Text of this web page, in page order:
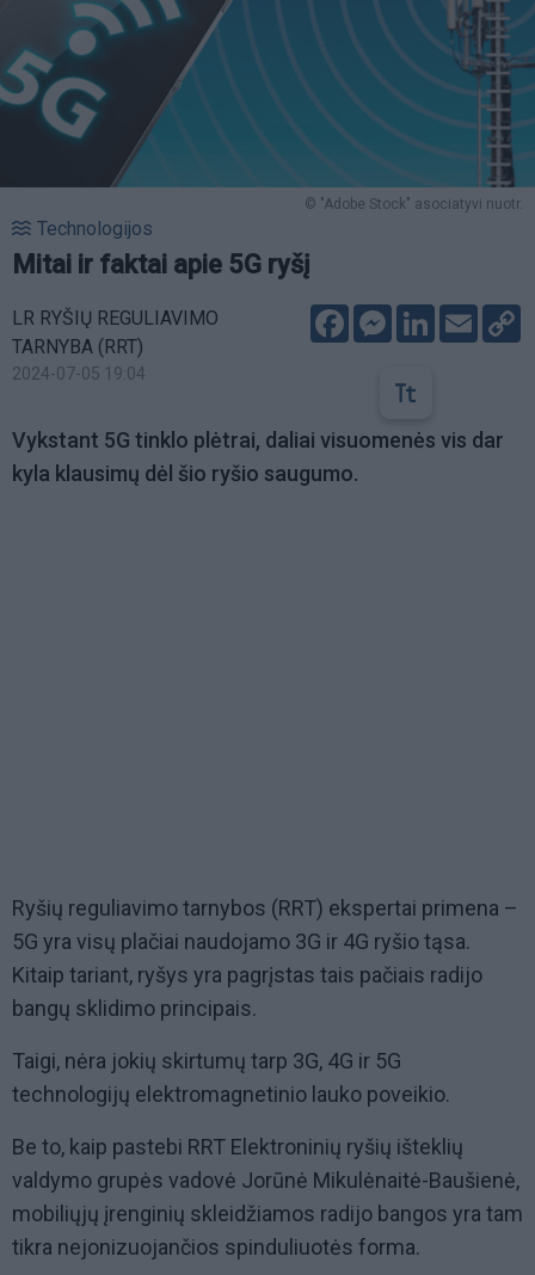
© "Adobe Stock" asociatyvi nuotr.
Technologijos
Mitai ir faktai apie 5G ryšį
LR RYŠIŲ REGULIAVIMO
TARNYBA (RRT)
2024-07-05 19:04
FacebookMessenger
LinkedIn
Email
Vykstant 5G tinklo plėtrai, daliai visuomenės vis dar
kyla klausimų dėl šio ryšio saugumo.
Ryšių reguliavimo tarnybos (RRT) ekspertai primena –
5G yra visų plačiai naudojamo 3G ir 4G ryšio tąsa.
Kitaip tariant, ryšys yra pagrįstas tais pačiais radijo
bangų sklidimo principais.
Taigi, nėra jokių skirtumų tarp 3G, 4G ir 5G
technologijų elektromagnetinio lauko poveikio.
Be to, kaip pastebi RRT Elektroninių ryšių išteklių
valdymo grupės vadovė Jorūnė Mikulėnaitė-Baušienė,
mobiliųjų įrenginių skleidžiamos radijo bangos yra tam
tikra nejonizuojančios spinduliuotės forma.